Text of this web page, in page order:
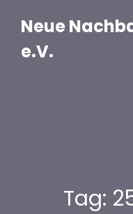
Inhalt
springenNeue
e.V.
Tag: